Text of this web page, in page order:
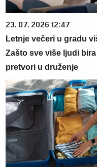
23. 07. 2026 12:47
Letnje večeri u gradu
Zašto sve više ljudi
pretvori u druženje